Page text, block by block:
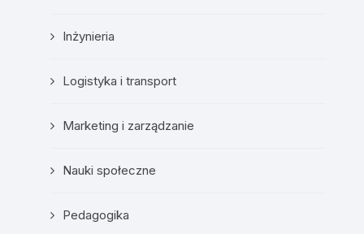
Inżynieria
Logistyka i transport
Marketing i zarządzanie
Nauki społeczne
Pedagogika